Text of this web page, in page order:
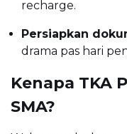
recharge.
Persiapkan
drama pas hari
Kenapa TKA
SMA?